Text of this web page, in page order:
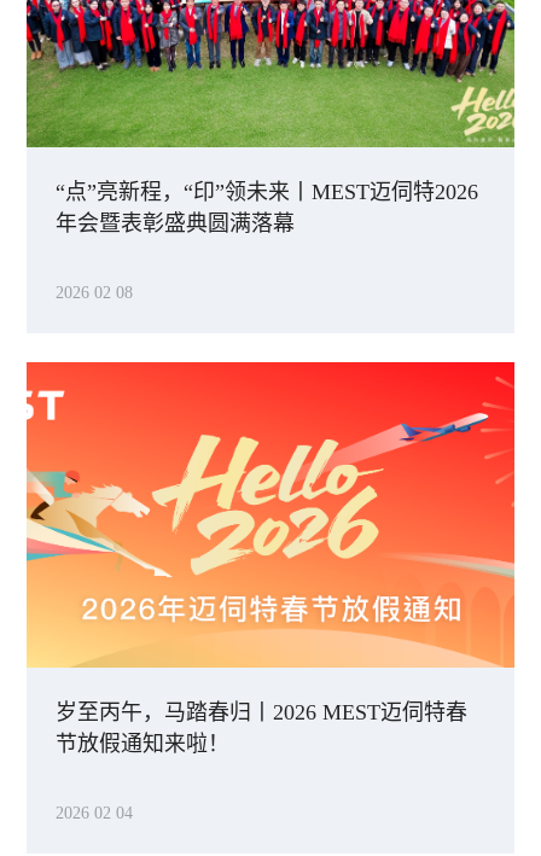
“点”亮新程，“印”领未来丨MEST迈伺特2026
年会暨表彰盛典圆满落幕
2026 02 08
岁至丙午，马踏春归丨2026 MEST迈伺特春
节放假通知来啦！
2026 02 04